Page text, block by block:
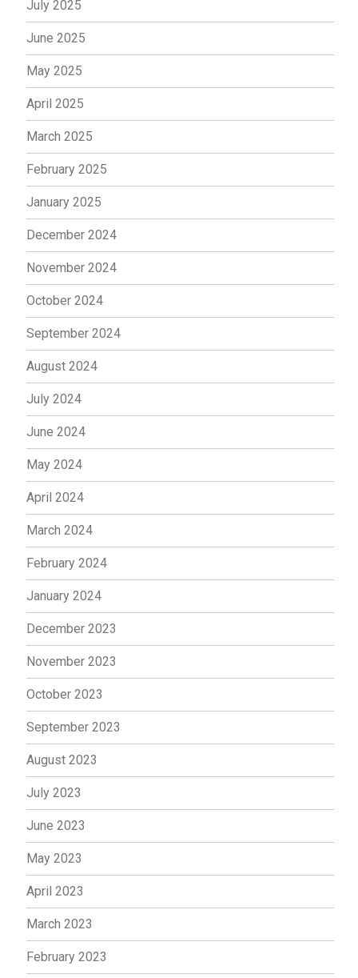
July 2025
June 2025
May 2025
April 2025
March 2025
February 2025
January 2025
December 2024
November 2024
October 2024
September 2024
August 2024
July 2024
June 2024
May 2024
April 2024
March 2024
February 2024
January 2024
December 2023
November 2023
October 2023
September 2023
August 2023
July 2023
June 2023
May 2023
April 2023
March 2023
February 2023